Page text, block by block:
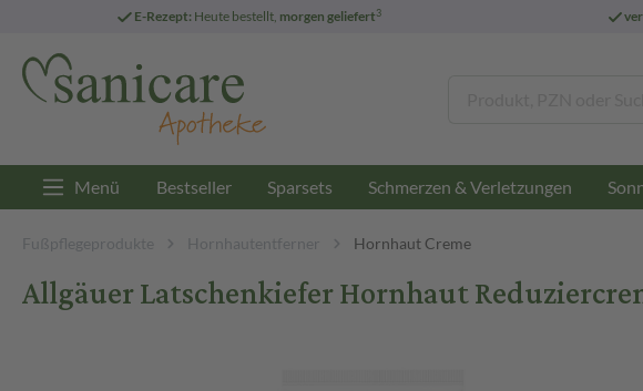
E-Rezept: Heute bestellt, morgen geliefert3
Menü Bestseller Sparsets Schmerzen & Verletzungen
Fußpflegeprodukte Hornhautentferner Hornhaut Creme
Allgäuer Latschenkiefer Hornhaut